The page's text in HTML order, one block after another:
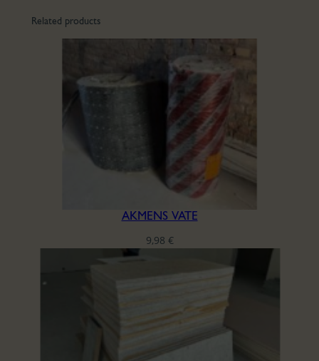
Related products
AKMENS VATE
9,98 €